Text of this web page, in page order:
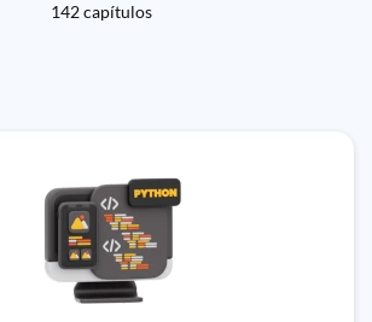
142 capítulos